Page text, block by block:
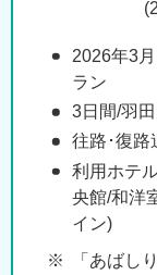
2026年3
ラン
3日間/羽
往路･復路
利用ホテ
央館/和洋
イン)
「あばし